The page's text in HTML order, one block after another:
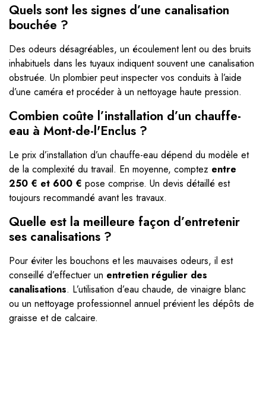
Quels sont les signes d’une canalisation
bouchée ?
Des odeurs désagréables, un écoulement lent ou des bruits
inhabituels dans les tuyaux indiquent souvent une canalisation
obstruée. Un plombier peut inspecter vos conduits à l’aide
d’une caméra et procéder à un nettoyage haute pression.
Combien coûte l’installation d’un chauffe-
eau à Mont-de-l'Enclus ?
Le prix d’installation d’un chauffe-eau dépend du modèle et
de la complexité du travail. En moyenne, comptez entre
250 € et 600 € pose comprise. Un devis détaillé est
toujours recommandé avant les travaux.
Quelle est la meilleure façon d’entretenir
ses canalisations ?
Pour éviter les bouchons et les mauvaises odeurs, il est
conseillé d’effectuer un entretien régulier des
canalisations. L’utilisation d’eau chaude, de vinaigre blanc
ou un nettoyage professionnel annuel prévient les dépôts de
graisse et de calcaire.